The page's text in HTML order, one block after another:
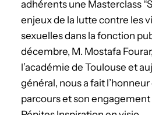
adhérents une Masterclass
enjeux de la lutte contre les
sexuelles dans la fonction
décembre, M. Mostafa
l’académie de Toulouse et
général, nous a fait
parcours et son engagement